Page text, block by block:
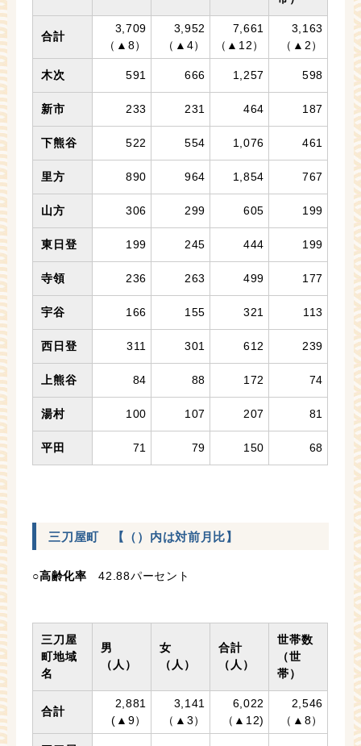
合計
3,709
（▲8）
3,952
（▲4）
7,661
（▲12）
3,163
（▲2）
木次 591 666 1,257 598
新市 233 231 464 187
下熊谷 522 554 1,076 461
里方 890 964 1,854 767
山方 306 299 605 199
東日登 199 245 444 199
寺領 236 263 499 177
宇谷 166 155 321 113
西日登 311 301 612 239
上熊谷 84 88 172 74
湯村 100 107 207 81
平田 71 79 150 68
三刀屋町 【（）内は対前月比】
○高齢化率 42.88パーセント
三刀屋
町地域
名
男
（人）
女
（人）
合計
（人）
世帯数
（世
帯）
合計
2,881
(▲9）
3,141
（▲3）
6,022
（▲12)
2,546
（▲8）